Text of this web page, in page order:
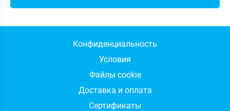
Конфиденциальность
Условия
Файлы cookie
Доставка и оплата
Сертификаты